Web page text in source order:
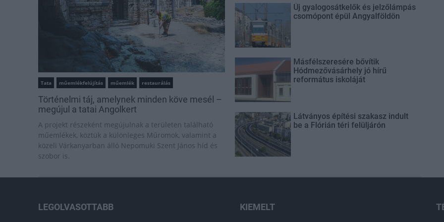
Tata műemlékfelújítás műemlék restaurálás
Történelmi táj, amelynek minden köve mesél –
megújul a tatai Angolkert
A projekt részeként megújulnak a területen található
műemlékek, köztük a különleges Műromok, valamint a
közeli Várkanyarban álló Nepomuki Szent János híd és
szobor is.
Új gyalogosátkelők és jelzőlámpás
csomópont épül Angyalföldön
Másfélszeresére bővítik
Hódmezővásárhely jó hírű
református iskoláját
Látványos építési szakasz indult
be a Flórián téri felüljárón
LEGOLVASOTTABB KIEMELT